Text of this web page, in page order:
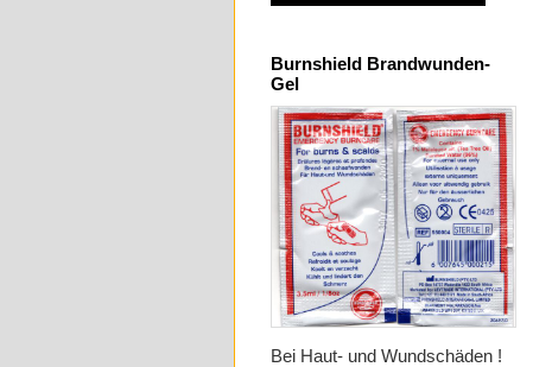
Burnshield Brandwunden-
Gel
Bei Haut- und Wundschäden !